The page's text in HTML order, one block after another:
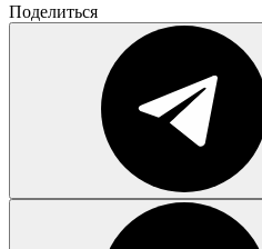
Поделиться